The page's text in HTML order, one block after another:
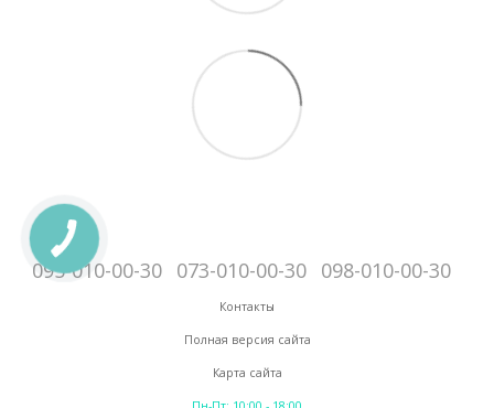
095-010-00-30 073-010-00-30 098-010-00-30
Контакты
Полная версия сайта
Карта сайта